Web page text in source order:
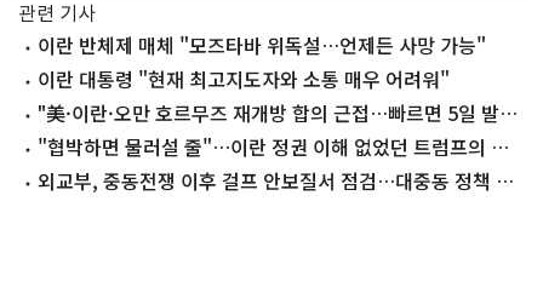
관련 기사
이란 반체제 매체 "모즈타바 위독설…언제든 사망 가능"
이란 대통령 "현재 최고지도자와 소통 매우 어려워"
"美·이란·오만 호르무즈 재개방 합의 근접…빠르면 5일 발
표""협박하면 물러설 줄"…이란 정권 이해 없었던 트럼프의 좌
절 외교부, 중동전쟁 이후 걸프 안보질서 점검…대중동 정책 논